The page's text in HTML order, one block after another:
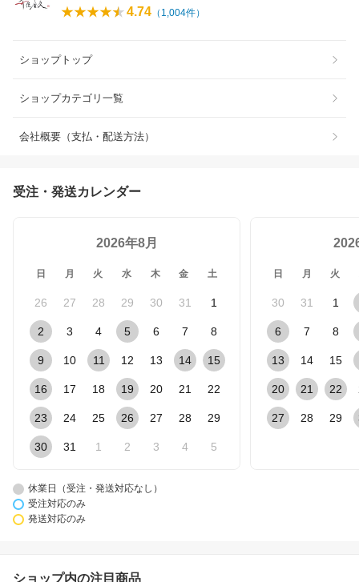
4.74 （ 1,004件）
ショップトップ
ショップカテゴリ一覧
会社概要（支払・配送方法）
受注・発送カレンダー
2026年8月
日 月 火 水 木 金 土
26 27 28 29 30 31 1
2 3 4 5 6 7 8
9 10 11 12 13 14 15
16 17 18 19 20 21 22
23 24 25 26 27 28 29
30 31 1 2 3 4 5
日 月 火
30 31 1
6 7 8
13 14 15
20 21 22
27 28 29
休業日（受注・発送対応なし）
受注対応のみ
発送対応のみ
ショップ内の注目商品